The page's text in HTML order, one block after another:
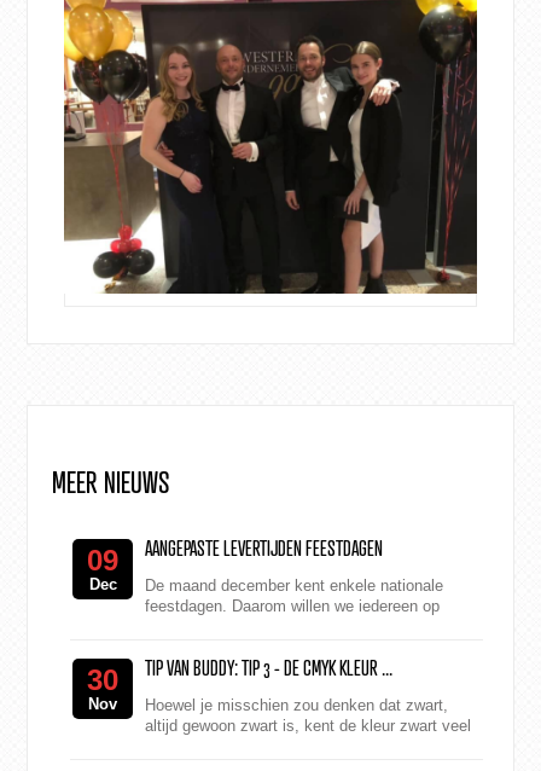
MEER NIEUWS
09
Dec
AANGEPASTE LEVERTIJDEN FEESTDAGEN
De maand december kent enkele nationale
feestdagen. Daarom willen we iedereen op
30
Nov
TIP VAN BUDDY: TIP 3 - DE CMYK KLEUR ...
Hoewel je misschien zou denken dat zwart,
altijd gewoon zwart is, kent de kleur zwart veel